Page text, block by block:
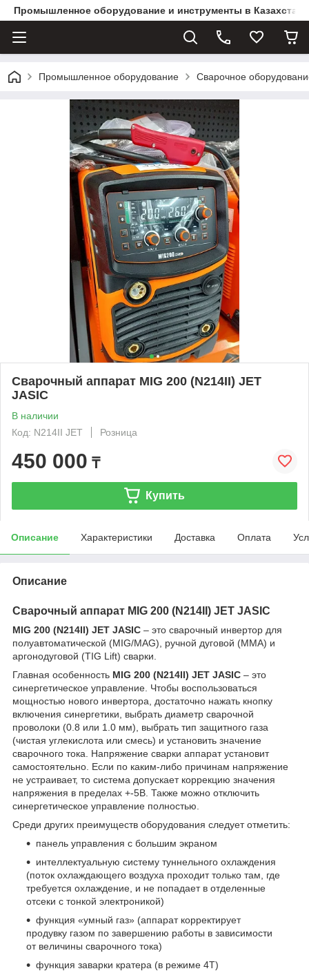
Промышленное оборудование и инструменты в
Промышленное оборудование Сварочное
Сварочный аппарат MIG 200 (N214II) JET
JASIC
В наличии
Код: N214II JET
Розница
450 000 ₸
Купить
Описание Характеристики Доставка Оплата
Описание
Сварочный аппарат MIG 200 (N214II) JET JASIC
MIG 200 (N214II) JET JASIC – это сварочный инвертор для
полуавтоматической (MIG/MAG), ручной дуговой (MMA) и
аргонодуговой (TIG Lift) сварки.
Главная особенность MIG 200 (N214II) JET JASIC – это
синергетическое управление. Чтобы воспользоваться
мощностью нового инвертора, достаточно нажать кнопку
включения синергетики, выбрать диаметр сварочной
проволоки (0.8 или 1.0 мм), выбрать тип защитного газа
(чистая углекислота или смесь) и установить значение
сварочного тока. Напряжение сварки аппарат установит
самостоятельно. Если по каким-либо причинам напряжение
не устраивает, то система допускает коррекцию значения
напряжения в пределах +-5В. Также можно отключить
синергетическое управление полностью.
Среди других преимуществ оборудования следует отметить:
панель управления с большим экраном
интеллектуальную систему туннельного охлаждения
(поток охлаждающего воздуха проходит только там, где
требуется охлаждение, и не попадает в отделенные
отсеки с тонкой электроникой)
функция «умный газ» (аппарат корректирует
продувку газом по завершению работы в зависимости
от величины сварочного тока)
функция заварки кратера (в режиме 4Т)